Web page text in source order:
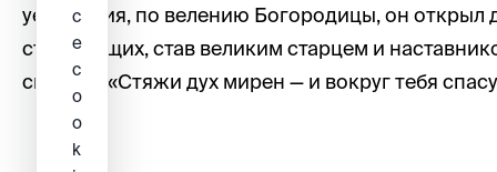
уединения, по велению Богородицы, он открыл
страждущих, став великим старцем и
святого: «Стяжи дух мирен — и вокруг тебя
с
е
c
o
o
k